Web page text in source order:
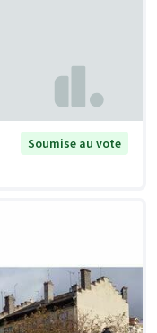
Soumise au vote